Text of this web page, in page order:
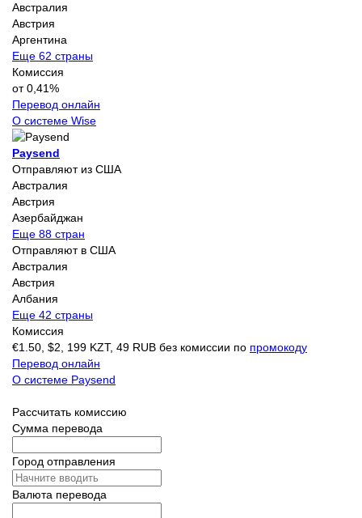
Австралия
Австрия
Аргентина
Еще 62 страны
Комиссия
от 0,41%
Перевод онлайн
О системе Wise
Paysend
Отправляют из США
Австралия
Австрия
Азербайджан
Еще 88 стран
Отправляют в США
Австралия
Австрия
Албания
Еще 42 страны
Комиссия
€1.50, $2, 199 KZT, 49 RUB без комиссии по промокоду
Перевод онлайн
О системе Paysend
Рассчитать комиссию
Сумма перевода
Город отправления
Валюта перевода